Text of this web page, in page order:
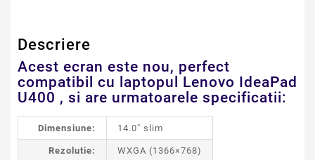
Descriere
Acest ecran este nou, perfect
compatibil cu laptopul Lenovo IdeaPad
U400 , si are urmatoarele specificatii:
Dimensiune: 14.0" slim
Rezolutie: WXGA (1366×768)